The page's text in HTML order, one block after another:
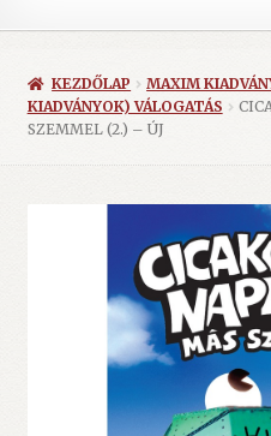
KEZDŐLAP MAXIM
KIADVÁNYOK) VÁLOGATÁS
SZEMMEL (2.) – ÚJ